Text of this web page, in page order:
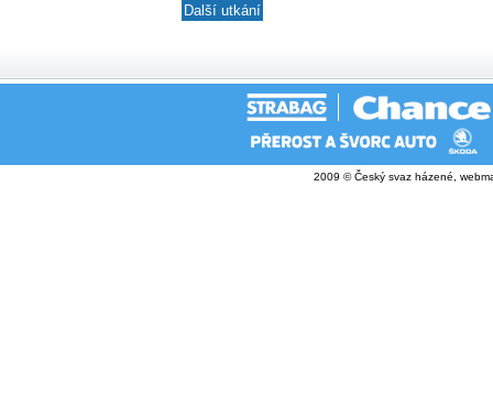
Další utkání
2009 © Český svaz házené,